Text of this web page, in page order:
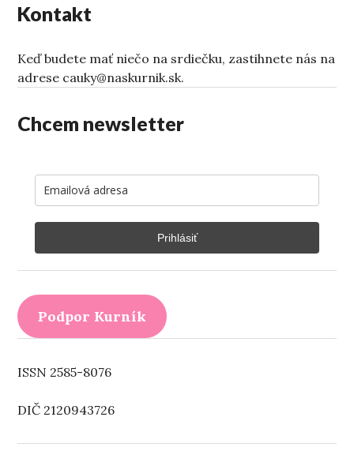
Kontakt
Keď budete mať niečo na srdiečku, zastihnete nás na
adrese cauky@naskurnik.sk.
Chcem newsletter
Prihlásiť
Podpor Kurník
ISSN 2585-8076
DIČ 2120943726